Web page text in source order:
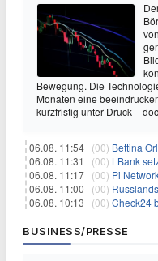
Bewegung. Die
Monaten eine
kurzfristig unter Druck –
06.08. 11:54 | (00) Bettina Orlopp
06.08. 11:31 | (00) LBank setzt
06.08. 11:17 | (00) Pi Network's
06.08. 11:00 | (00) Russlands
06.08. 10:13 | (00) Check24
BUSINESS/PRESSE